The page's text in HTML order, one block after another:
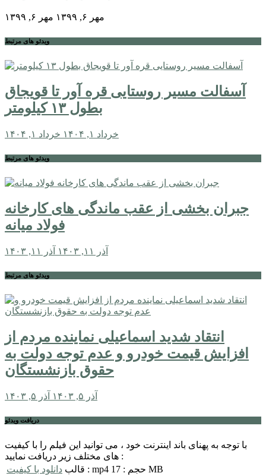
مهر ۶, ۱۳۹۹ مهر ۶, ۱۳۹۹
ویدئو های مرتبط
آسفالت مسیر روستایی قره آور تا قویجاق
بطول ۱۳ کیلومتر
خرداد ۱, ۱۴۰۴ خرداد ۱, ۱۴۰۴
ویدئو های مرتبط
جبران بخشی از عقب ماندگی های کارخانه
فولاد میانه
آذر ۱۱, ۱۴۰۳ آذر ۱۱, ۱۴۰۳
ویدئو های مرتبط
انتقاد شدید اسماعیلی نماینده مردم از
افزایش قیمت خودرو و عدم توجه دولت به
حقوق بازنشستگان
آذر ۵, ۱۴۰۳ آذر ۵, ۱۴۰۳
دریافت ویدئو
با توجه به پهنای باند اینترنت خود ، می توانید این فیلم را با کیفیت
های مختلف زیر دریافت نمایید :
دانلود با کیفیت
قالب : mp4 حجم : 17 MB